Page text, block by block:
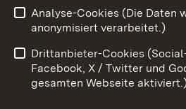
Benutzungshinweise
Datenschutz
Analyse-Cookies (Die Daten
anonymisiert verarbeitet.)
Drittanbieter-Cookies
Facebook, X / Twitter und
gesamten Webseite aktiviert.)